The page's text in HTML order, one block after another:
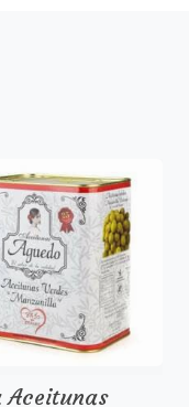
Aceitunas